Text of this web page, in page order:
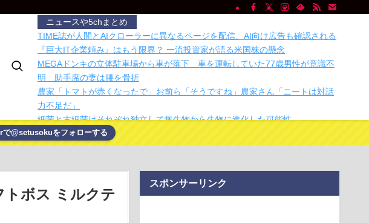
ニュースや5chまとめ
TIME誌が人間とAIクローラーに異なるページを配信、AI向け広告も確認される
『巨大IT企業頼み』はもう限界？ 一流投資家が語る米国株の懸念
MEGAドンキの立体駐車場から車が落下 車を運転していた77歳男性が意識不
明 助手席の妻は腰を骨折
農家「トマトが赤くなったで」お前ら「そうですね」農家さん「ニートは対話
力不足だ」
細菌と古細菌はそれぞれ独立して無生物から生物に進化した可能性
「外国人は日本人と同じ生活者で、地域の担い手」…多文化共生実現への提
言、全国知事会が政府に提出
238アカウント、総額43億…
9,405円の「そうそう、これでいいんだよ」カセット救出ガジェット
豪ジェットスター、「頭上の荷物入れ」を有料に--ジェットスター・ジャパン運
で@setusokuをフォローする
ボス ミルクテ
スポンサーリンク